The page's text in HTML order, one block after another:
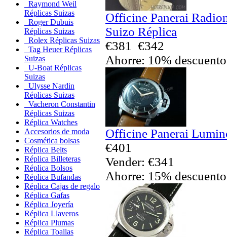
Raymond Weil
Réplicas Suizas
Roger Dubuis
Réplicas Suizas
Rolex Réplicas Suizas
Tag Heuer Réplicas
Suizas
U-Boat Réplicas
Suizas
Ulysse Nardin
Réplicas Suizas
Vacheron Constantin
Réplicas Suizas
Réplica Watches
Accesorios de moda
Cosmética bolsas
Réplica Belts
Réplica Billeteras
Réplica Bolsos
Réplica Bufandas
Réplica Cajas de regalo
Réplica Gafas
Réplica Joyería
Réplica Llaveros
Réplica Plumas
Réplica Toallas
Officine Panerai
Suizo Réplica
€381
€342
Ahorre: 10% descuento
Officine Panerai
€401
Vender: €341
Ahorre: 15% descuento